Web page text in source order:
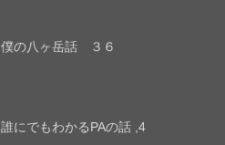
僕の八ヶ岳話 ３６
誰にでもわかるPAの話 ,4